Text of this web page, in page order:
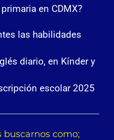
en CDMX?
las habilidades
diario, en Kínder y
escolar 2025
como;